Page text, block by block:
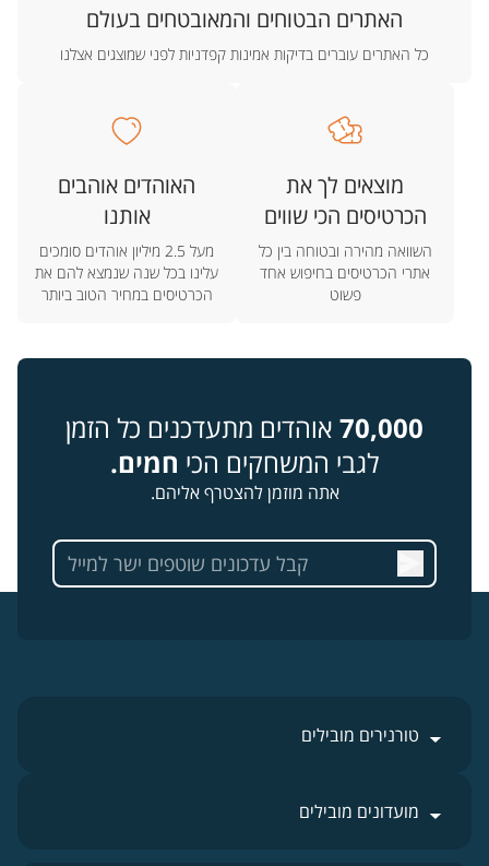
האתרים הבטוחים והמאובטחים בעולם
כל האתרים עוברים בדיקות אמינות קפדניות לפני שמוצגים אצלנו
מוצאים לך את
הכרטיסים הכי שווים
השוואה מהירה ובטוחה בין כל
אתרי הכרטיסים בחיפוש אחד
פשוט
האוהדים אוהבים
אותנו
מעל 2.5 מיליון אוהדים סומכים
עלינו בכל שנה שנמצא להם את
הכרטיסים במחיר הטוב ביותר
70,000 אוהדים מתעדכנים כל הזמן
לגבי המשחקים הכי חמים.
אתה מוזמן להצטרף אליהם.
טורנירים מובילים
מועדונים מובילים